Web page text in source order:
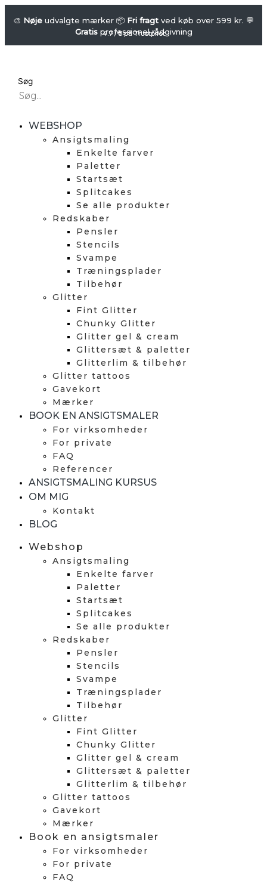
Gå
🎨 Nøje udvalgte mærker 📦 Fri fragt ved køb over 599 kr. 💬
Gratisprofessionel rådgivning
4.7 / 5 på Trustpilot
Søg
WEBSHOP
Ansigtsmaling
Enkelte farver
Paletter
Startsæt
Splitcakes
Se alle produkter
Redskaber
Pensler
Stencils
Svampe
Træningsplader
Tilbehør
Glitter
Fint Glitter
Chunky Glitter
Glitter gel & cream
Glittersæt & paletter
Glitterlim & tilbehør
Glitter tattoos
Gavekort
Mærker
BOOK EN ANSIGTSMALER
For virksomheder
For private
FAQ
Referencer
ANSIGTSMALING KURSUS
OM MIG
Kontakt
BLOG
Webshop
Ansigtsmaling
Enkelte farver
Paletter
Startsæt
Splitcakes
Se alle produkter
Redskaber
Pensler
Stencils
Svampe
Træningsplader
Tilbehør
Glitter
Fint Glitter
Chunky Glitter
Glitter gel & cream
Glittersæt & paletter
Glitterlim & tilbehør
Glitter tattoos
Gavekort
Mærker
Book en ansigtsmaler
For virksomheder
For private
FAQ
SPARKLING
FACES
Ansigtsmalings-
Angelina
antal